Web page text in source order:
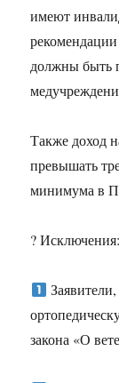
имеют
должны быть
Также доход
превышать
минимума в
? Исключения:
закона «О